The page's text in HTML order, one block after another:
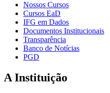
Nossos Cursos
Cursos EaD
IFG em Dados
Documentos Institucionais
Transparência
Banco de Notícias
PGD
A Instituição